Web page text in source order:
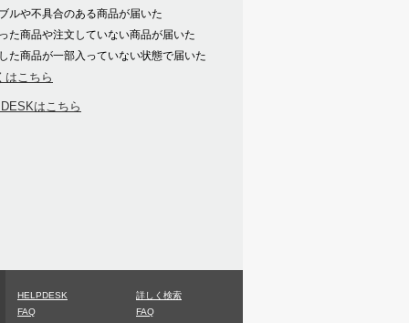
ルや不具合のある商品が届いた
た商品や注文していない商品が届いた
た商品が一部入っていない状態で届いた
こちら
はこちら
HELPDESK
FAQ
詳しく検索
FAQ